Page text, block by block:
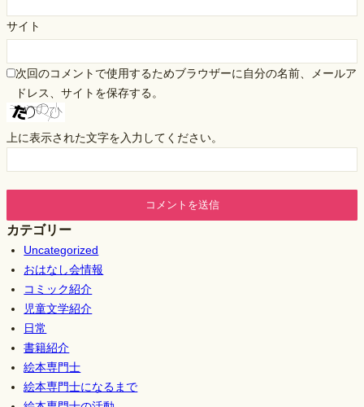
サイト
次回のコメントで使用するためブラウザーに自分の名前、メールア
ドレス、サイトを保存する。
上に表示された文字を入力してください。
カテゴリー
Uncategorized
おはなし会情報
コミック紹介
児童文学紹介
日常
書籍紹介
絵本専門士
絵本専門士になるまで